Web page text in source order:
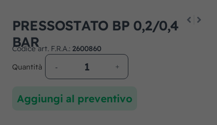
PRESSOSTATO BP 0,2/0,4
BAR
Codice art. F.R.A.: 2600860
Quantità
Aggiungi al preventivo